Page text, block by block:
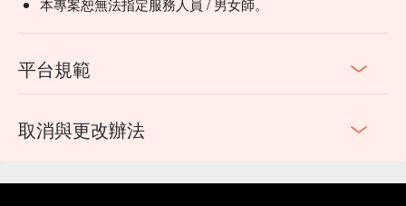
本專案恕無法指定服務人員 / 男女師。
平台規範
取消與更改辦法